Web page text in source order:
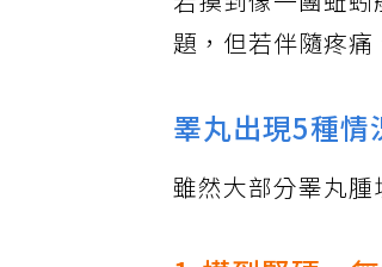
若摸到像一團蚯
題，但若伴隨疼痛
睪丸出現5種情
雖然大部分睪丸腫